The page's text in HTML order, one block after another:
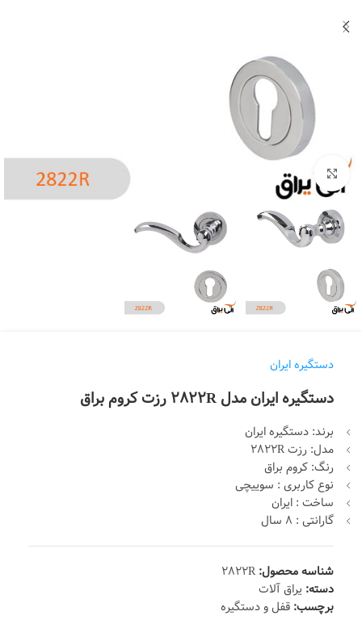
بزرگنمایی تصویر
دستگیره ایران
دستگیره ایران مدل 2822R رزت کروم براق
برند: دستگیره ایران
مدل: رزت 2822R
رنگ: کروم براق
نوع کاربری : سوییچی
ساخت : ایران
گارانتی : 8 سال
شناسه محصول: 2822R
دسته: یراق آلات
برچسب: قفل و دستگیره